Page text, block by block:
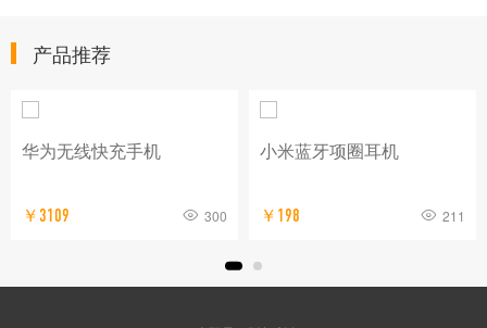
产品推荐
华为无线快充手机
￥3109 300
小米蓝牙项圈耳机
￥198 211